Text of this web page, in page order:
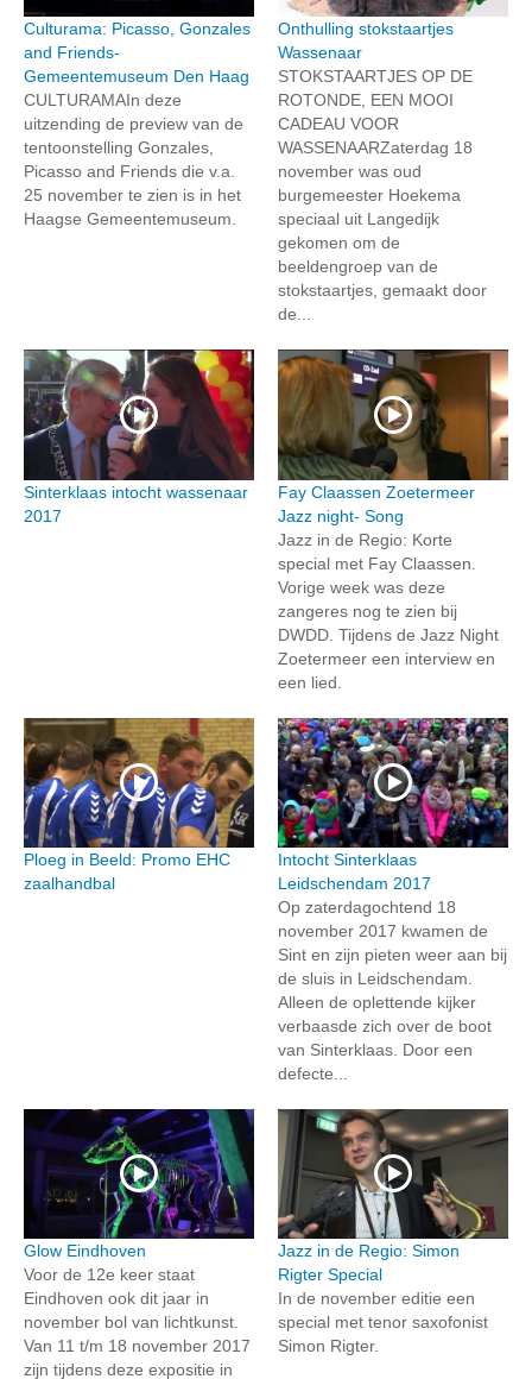
Culturama: Picasso, Gonzales
and Friends-
Gemeentemuseum Den Haag
CULTURAMAIn deze
uitzending de preview van de
tentoonstelling Gonzales,
Picasso and Friends die v.a.
25 november te zien is in het
Haagse Gemeentemuseum.
Onthulling stokstaartjes
Wassenaar
STOKSTAARTJES OP DE
ROTONDE, EEN MOOI
CADEAU VOOR
WASSENAARZaterdag 18
november was oud
burgemeester Hoekema
speciaal uit Langedijk
gekomen om de
beeldengroep van de
stokstaartjes, gemaakt door
de...
Sinterklaas intocht wassenaar
2017
Fay Claassen Zoetermeer
Jazz night- Song
Jazz in de Regio: Korte
special met Fay Claassen.
Vorige week was deze
zangeres nog te zien bij
DWDD. Tijdens de Jazz Night
Zoetermeer een interview en
een lied.
Ploeg in Beeld: Promo EHC
zaalhandbal
Intocht Sinterklaas
Leidschendam 2017
Op zaterdagochtend 18
november 2017 kwamen de
Sint en zijn pieten weer aan bij
de sluis in Leidschendam.
Alleen de oplettende kijker
verbaasde zich over de boot
van Sinterklaas. Door een
defecte...
Glow Eindhoven
Voor de 12e keer staat
Eindhoven ook dit jaar in
november bol van lichtkunst.
Van 11 t/m 18 november 2017
zijn tijdens deze expositie in
Jazz in de Regio: Simon
Rigter Special
In de november editie een
special met tenor saxofonist
Simon Rigter.